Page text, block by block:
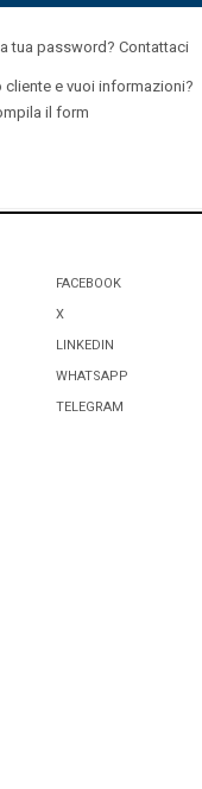
tua password? Contattaci
e vuoi informazioni?
il form
FACEBOOK
X
LINKEDIN
WHATSAPP
TELEGRAM